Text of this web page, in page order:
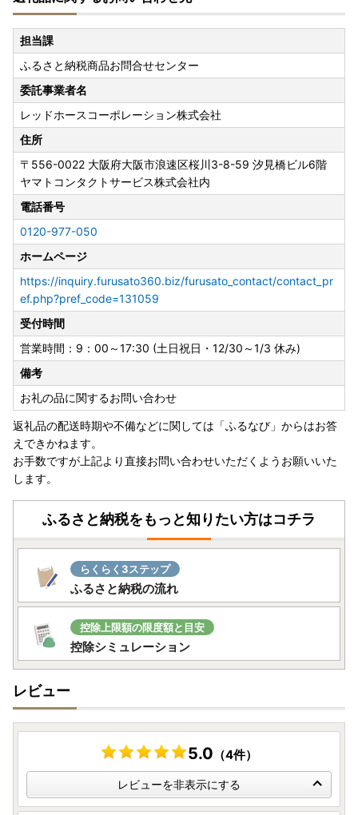
担当課
ふるさと納税商品お問合せセンター
委託事業者名
レッドホースコーポレーション株式会社
住所
〒556-0022 大阪府大阪市浪速区桜川3-8-59 汐見橋ビル6階
ヤマトコンタクトサービス株式会社内
電話番号
0120-977-050
ホームページ
https://inquiry.furusato360.biz/furusato_contact/contact_pr
ef.php?pref_code=131059
受付時間
営業時間：9：00～17:30 (土日祝日・12/30～1/3 休み)
備考
お礼の品に関するお問い合わせ
返礼品の配送時期や不備などに関しては「ふるなび」からはお答
えできかねます。
お手数ですが上記より直接お問い合わせいただくようお願いいた
します。
ふるさと納税をもっと知りたい方はコチラ
らくらく3ステップ
ふるさと納税の流れ
控除上限額の限度額と目安
控除シミュレーション
レビュー
5.0 （4件）
レビューを非表示にする